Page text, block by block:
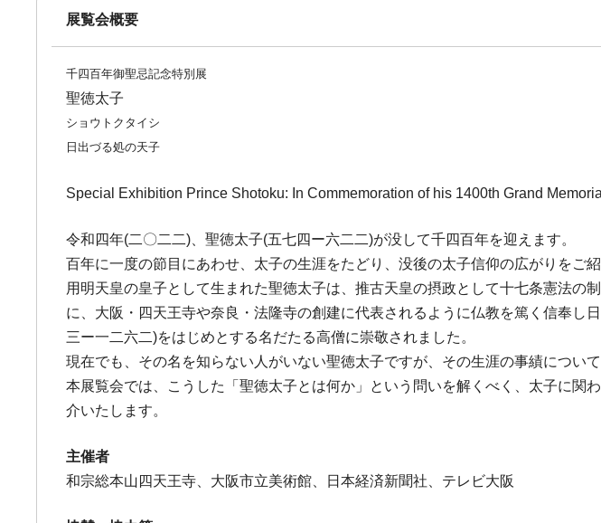
展覧会概要
千四百年御聖忌記念特別展
聖徳太子
ショウトクタイシ
日出づる処の天子
Special Exhibition Prince Shotoku: In Commemoration of his 1400th Grand Memorial
令和四年(二〇二二)、聖徳太子(五七四ー六二二)が没して千四百年を迎えます。
百年に一度の節目にあわせ、太子の生涯をたどり、没後の太子信仰の広がりをご
用明天皇の皇子として生まれた聖徳太子は、推古天皇の摂政として十七条憲法
に、大阪・四天王寺や奈良・法隆寺の創建に代表されるように仏教を篤く信奉
三ー一二六二)をはじめとする名だたる高僧に崇敬されました。
現在でも、その名を知らない人がいない聖徳太子ですが、その生涯の事績につい
本展覧会では、こうした「聖徳太子とは何か」という問いを解くべく、太子に
介いたします。
主催者
和宗総本山四天王寺、大阪市立美術館、日本経済新聞社、テレビ大阪